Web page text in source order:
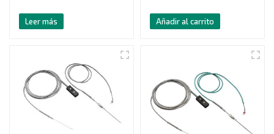
Leer más Añadir al carrito